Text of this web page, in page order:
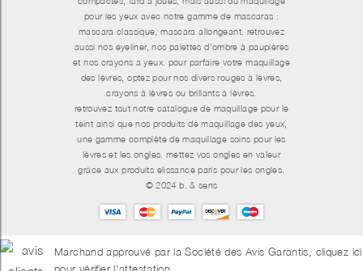
pour les yeux avec notre gamme de mascaras :
mascara classique, mascara allongeant. retrouvez
aussi nos eyeliner, nos palettes d'ombre à paupières
et nos crayons a yeux. pour parfaire votre maquillage
des lèvres, optez pour nos divers rouges à lèvres,
crayons à lèvres ou brillants à lèvres.
retrouvez tout notre catalogue de maquillage pour le
teint ainsi que nos produits de maquillage des yeux,
une gamme complète de maquillage soins pour les
lèvres et les ongles. mettez vos ongles en valeur
grâce aux produits elissance paris pour les ongles.
© 2024 b. & sens
Marchand approuvé par la Société des Avis Garantis, cliquez ici